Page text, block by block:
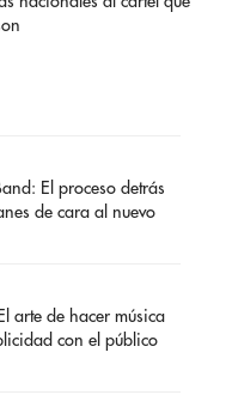
El proceso detrás
de cara al nuevo
arte de hacer música
con el público